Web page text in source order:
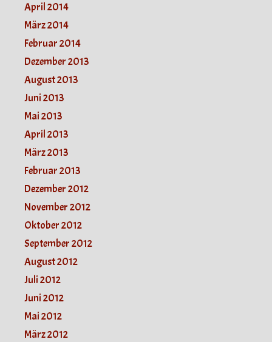
April 2014
März 2014
Februar 2014
Dezember 2013
August 2013
Juni 2013
Mai 2013
April 2013
März 2013
Februar 2013
Dezember 2012
November 2012
Oktober 2012
September 2012
August 2012
Juli 2012
Juni 2012
Mai 2012
März 2012